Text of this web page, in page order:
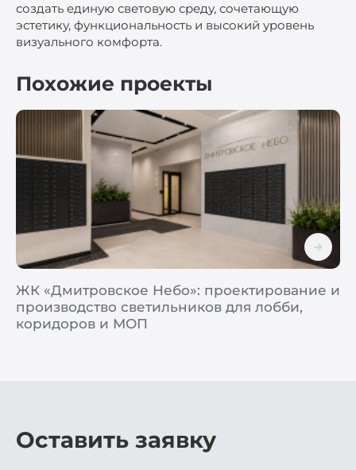
создать единую световую среду, сочетающую
эстетику, функциональность и высокий уровень
визуального комфорта.
Похожие проекты
ЖК «Дмитровское Небо»: проектирование и
производство светильников для лобби,
коридоров и МОП
Оставить заявку